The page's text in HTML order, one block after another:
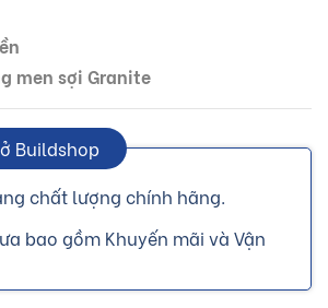
men sợi Granite
Buildshop
chất lượng chính hãng.
bao gồm Khuyến mãi và Vận